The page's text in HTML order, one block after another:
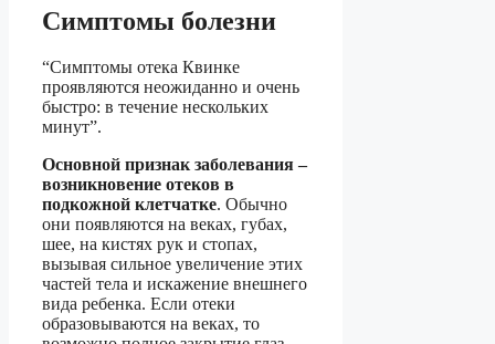
Симптомы болезни
“Симптомы отека Квинке
проявляются неожиданно и очень
быстро: в течение нескольких
минут”.
Основной признак заболевания –
возникновение отеков в
подкожной клетчатке. Обычно
они появляются на веках, губах,
шее, на кистях рук и стопах,
вызывая сильное увеличение этих
частей тела и искажение внешнего
вида ребенка. Если отеки
образовываются на веках, то